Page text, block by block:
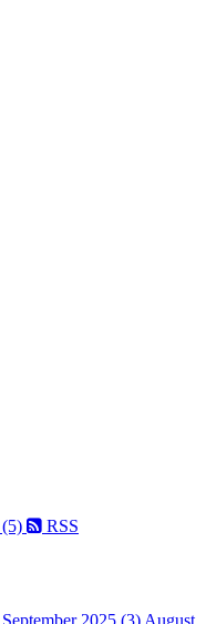
RSS
September 2025 (3) August